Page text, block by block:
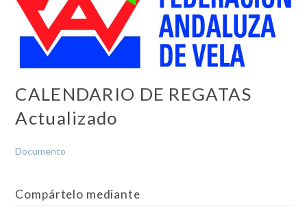
CALENDARIO DE REGATAS
Actualizado
Documento
Compártelo mediante